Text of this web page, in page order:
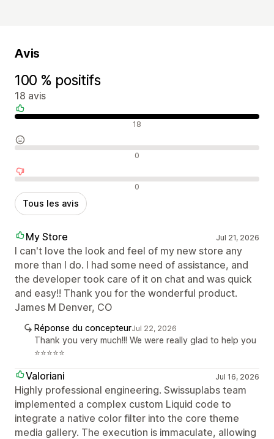
Avis
100 % positifs
18 avis
Avis positifs 18
Avis neutres 0
Avis négatifs 0
Tous les avis
My Store Jul 21, 2026
I can't love the look and feel of my new store any
more than I do. I had some need of assistance, and
the developer took care of it on chat and was quick
and easy!! Thank you for the wonderful product.
James M Denver, CO
Réponse du concepteurJul 22, 2026
Thank you very much!!! We were really glad to help you
⭐⭐⭐⭐⭐
Valoriani Jul 16, 2026
Highly professional engineering. Swissuplabs team
implemented a complex custom Liquid code to
integrate a native color filter into the core theme
media gallery. The execution is immaculate, allowing